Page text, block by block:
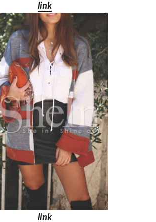
link
link